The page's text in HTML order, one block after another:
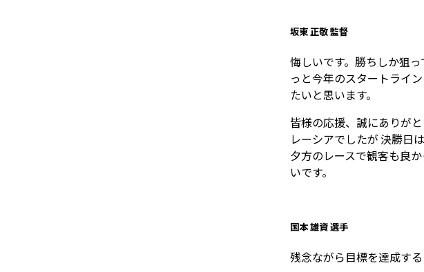
坂東 正敬 監督
悔しいです。勝ちしか狙
っと今年のスタートライ
たいと思います。
皆様の応援、誠にありが
レーシアでしたが 決勝日
夕方のレースで観客も良
いです。
国本 雄資 選手
残念ながら目標を達成す